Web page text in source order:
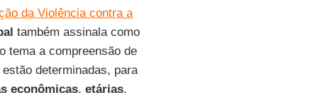
da Violência contra a
também assinala como
tema a compreensão de
estão determinadas, para
econômicas, etárias,